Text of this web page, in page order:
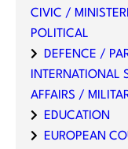
CIVIC /
POLITICAL
DEFENCE /
INTERNATIONAL
AFFAIRS /
EDUCATION
EUROPEAN